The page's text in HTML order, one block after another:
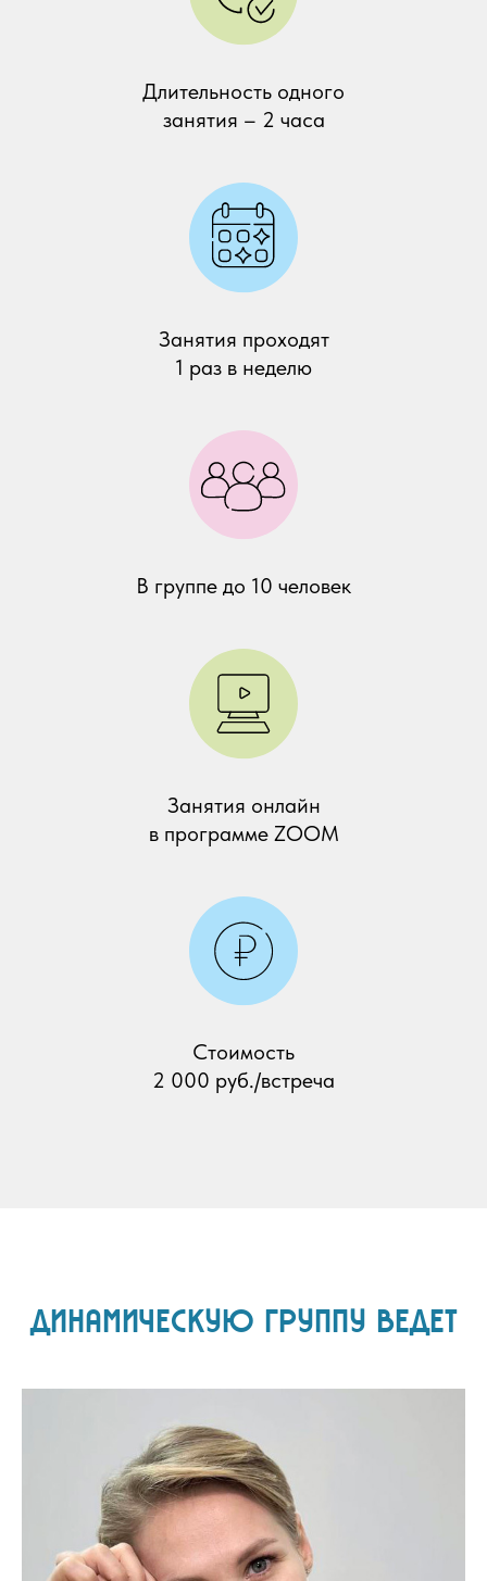
Длительность одного
занятия – 2 часа
Занятия проходят
1 раз в неделю
В группе до 10 человек
Занятия онлайн
в программе ZOOM
Стоимость
2 000 руб./встреча
ДИНАМИЧЕСКУЮ ГРУППУ ВЕДЕТ
Написать
администратору в Telegram
Все тренинги